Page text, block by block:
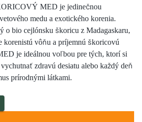
MED je jedinečnou
medu a exotického korenia.
o bio cejlónsku škoricu z Madagaskaru,
korenistú vôňu a príjemnú škoricovú
je ideálnou voľbou pre tých, ktorí si
zdravú desiatu alebo každý deň
prírodnými látkami.